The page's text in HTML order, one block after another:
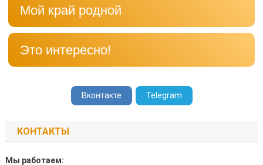
Мой край родной
Это интересно!
Вконтакте Telegram
КОНТАКТЫ
Мы работаем: